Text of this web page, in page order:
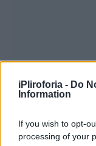
iPliroforia - Do
Information
If you wish to opt-
processing of your
Σπάνια
και του